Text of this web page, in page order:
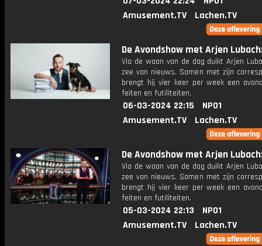
Amusement.TV
Lachen.TV
De Avondshow met Arjen
Via de waan van de dag duikt Arjen
zee van nieuws. Samen met zijn
brengt hij vier keer per week een
feiten en futiliteiten.
06-03-2024 22:15
NPO1
Amusement.TV
Lachen.TV
De Avondshow met Arjen
Via de waan van de dag duikt Arjen
zee van nieuws. Samen met zijn
brengt hij vier keer per week een
feiten en futiliteiten.
05-03-2024 22:13
NPO1
Amusement.TV
Lachen.TV